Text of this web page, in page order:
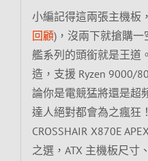
小編記得這兩張主機板
回顧)，沒兩下就搶購一
艦系列的頭銜就是王道
造，支援 Ryzen 9000/
論你是電競猛將還是超
達人絕對都會為之瘋狂
CROSSHAIR X870E
之選，ATX 主機板尺寸